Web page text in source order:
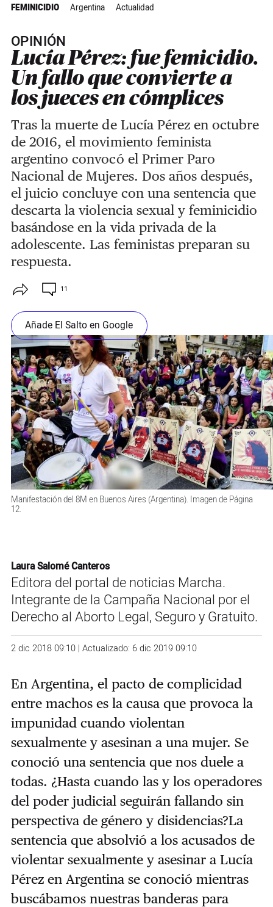
FEMINICIDIO Argentina Actualidad
OPINIÓN
Lucía Pérez: fue femicidio.
Un fallo que convierte a
los jueces en cómplices
Tras la muerte de Lucía Pérez en octubre
de 2016, el movimiento feminista
argentino convocó el Primer Paro
Nacional de Mujeres. Dos años después,
el juicio concluye con una sentencia que
descarta la violencia sexual y feminicidio
basándose en la vida privada de la
adolescente. Las feministas preparan su
respuesta.
11
Añade El Salto en Google
Manifestación del 8M en Buenos Aires (Argentina). Imagen de Página
12.
Laura Salomé Canteros
Editora del portal de noticias Marcha.
Integrante de la Campaña Nacional por el
Derecho al Aborto Legal, Seguro y Gratuito.
2 dic 2018 09:10 | Actualizado: 6 dic 2019 09:10
En Argentina, el pacto de complicidad
entre machos es la causa que provoca la
impunidad cuando violentan
sexualmente y asesinan a una mujer. Se
conoció una sentencia que nos duele a
todas. ¿Hasta cuando las y los operadores
del poder judicial seguirán fallando sin
perspectiva de género y disidencias?La
sentencia que absolvió a los acusados de
violentar sexualmente y asesinar a Lucía
Pérez en Argentina se conoció mientras
buscábamos nuestras banderas para